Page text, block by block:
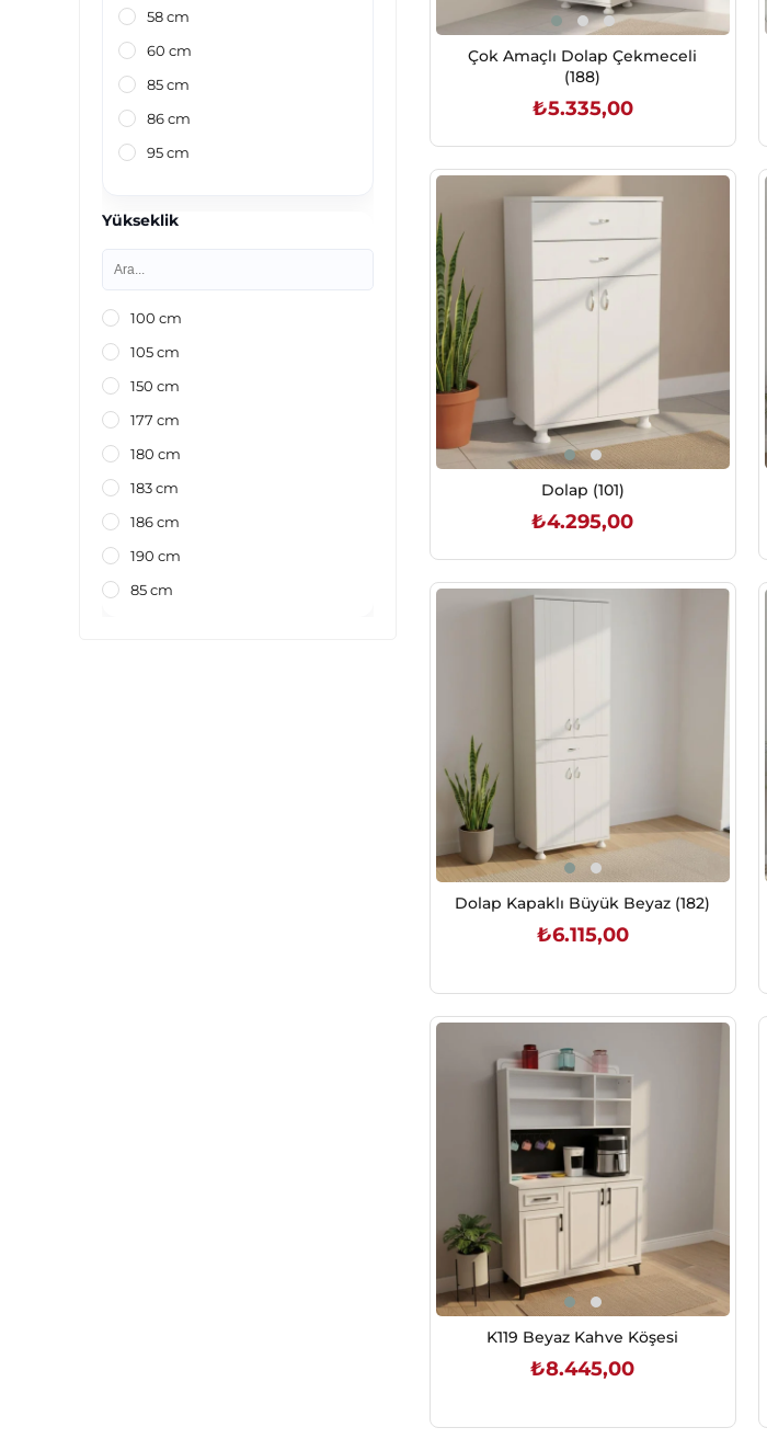
58 cm
60 cm
85 cm
86 cm
95 cm
Yükseklik
100 cm
105 cm
150 cm
177 cm
180 cm
183 cm
186 cm
190 cm
85 cm
Çok Amaçlı Dolap Çekmeceli
(188)
₺5.335,00
Dolap (101)
₺4.295,00
Dolap Kapaklı Büyük Beyaz (182)
₺6.115,00
K119 Beyaz Kahve Köşesi
₺8.445,00